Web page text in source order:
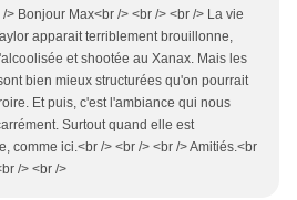
/> Bonjour Max<br /> <br /> <br /> La vie
apparait terriblement brouillonne,
et shootée au Xanax. Mais les
bien mieux structurées qu'on pourrait
Et puis, c'est l'ambiance qui nous
Surtout quand elle est
comme ici.<br /> <br /> <br /> Amitiés.<br
/> <br />